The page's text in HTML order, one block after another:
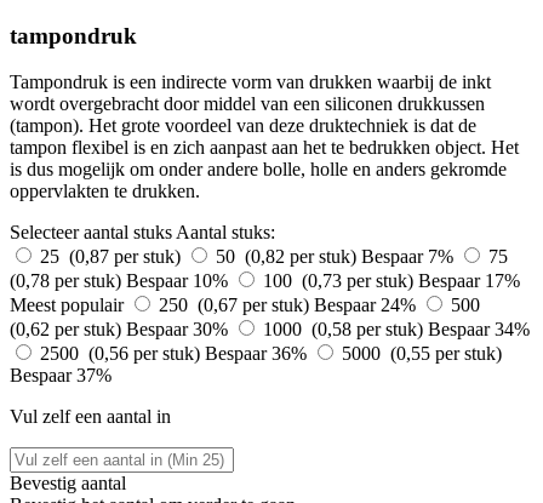
tampondruk
Tampondruk is een indirecte vorm van drukken waarbij de inkt
wordt overgebracht door middel van een siliconen drukkussen
(tampon). Het grote voordeel van deze druktechniek is dat de
tampon flexibel is en zich aanpast aan het te bedrukken object. Het
is dus mogelijk om onder andere bolle, holle en anders gekromde
oppervlakten te drukken.
Selecteer aantal stuksAantal stuks:
25 (0,87 per stuk)
50 (0,82 per stuk) Bespaar 7%
75
(0,78 per stuk) Bespaar 10% 100 (0,73 per stuk) Bespaar 17%
Meest populair
250 (0,67 per stuk) Bespaar 24%
500
(0,62 per stuk) Bespaar 30% 1000 (0,58 per stuk) Bespaar 34%
2500 (0,56 per stuk) Bespaar 36%
5000 (0,55 per stuk)
Bespaar 37%
Vul zelf een aantal in
Bevestig aantal